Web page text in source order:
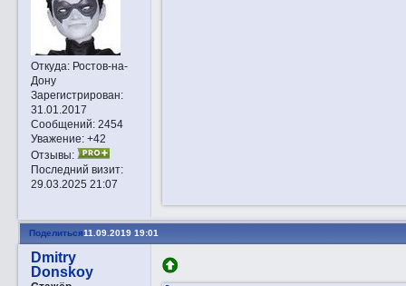
Откуда:Ростов-на-
Дону
Зарегистрирован:
31.01.2017
Сообщений:2454
Уважение: +42
Отзывы:
Последний визит:
29.03.2025 21:07
Поделиться11.09.2019 19:01
Dmitry
Donskoy